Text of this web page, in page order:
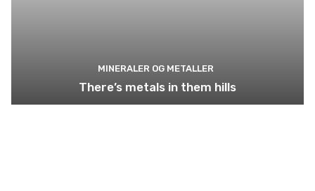
MINERALER OG METALLER
There’s metals in them hills